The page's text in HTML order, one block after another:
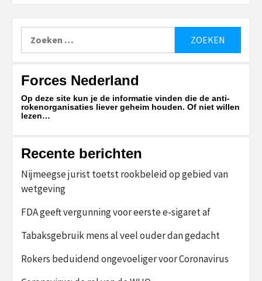
naar:
Forces Nederland
Op deze site kun je de informatie vinden die de anti-
rokenorganisaties liever geheim houden. Of niet willen
lezen…
Recente berichten
Nijmeegse jurist toetst rookbeleid op gebied van
wetgeving
FDA geeft vergunning voor eerste e-sigaret af
Tabaksgebruik mens al veel ouder dan gedacht
Rokers beduidend ongevoeliger voor Coronavirus